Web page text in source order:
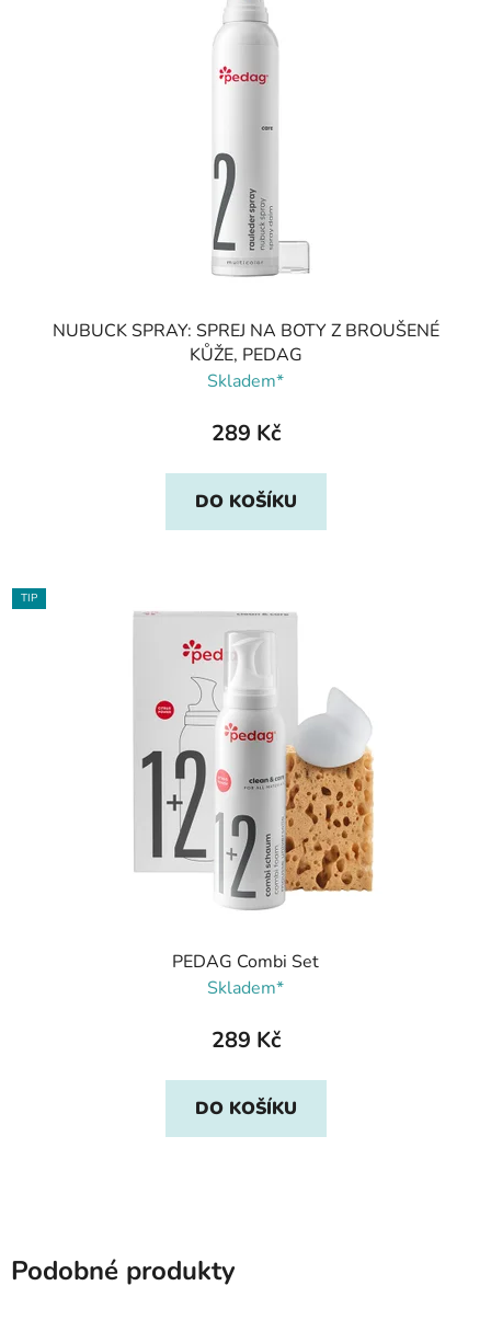
NUBUCK SPRAY: SPREJ NA BOTY Z BROUŠENÉ
KŮŽE, PEDAG
Skladem*
289 Kč
DO KOŠÍKU
TIP
PEDAG Combi Set
Skladem*
289 Kč
DO KOŠÍKU
Podobné produkty